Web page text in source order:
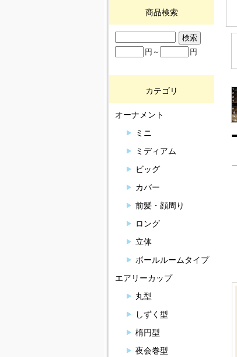
商品検索
円～ 円
カテゴリ
オーナメント
ミニ
ミディアム
ビッグ
カバー
前髪・顔周り
ロング
立体
ボールルームタイプ
エアリーカップ
丸型
しずく型
楕円型
夜会巻型